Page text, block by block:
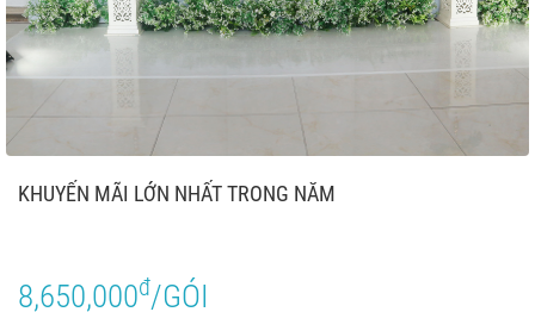
KHUYẾN MÃI LỚN NHẤT TRONG NĂM
8,650,000đ/GÓI